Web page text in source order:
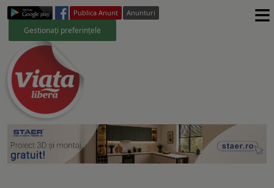
Publica Anunt Anunturi
Gestionați preferințele ≡